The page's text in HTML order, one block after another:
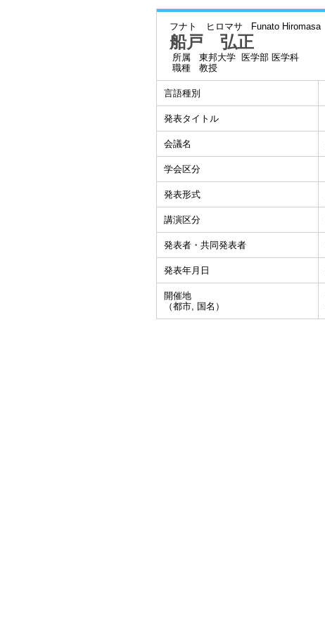
フナト ヒロマサ Funato Hiromasa
船戸 弘正
所属
東邦大学 医学部 医学科
職種
教授
言語種別
発表タイトル
会議名
学会区分
発表形式
講演区分
発表者・共同発表者
発表年月日
開催地
（都市, 国名）